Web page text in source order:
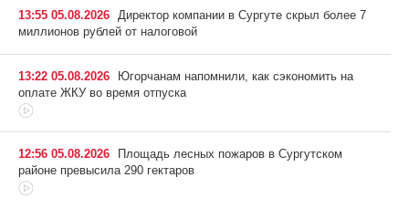
13:55 05.08.2026 Директор компании в Сургуте скрыл более 7
миллионов рублей от налоговой
13:22 05.08.2026
Югорчанам напомнили, как сэкономить на
оплате ЖКУ во время отпуска
12:56 05.08.2026
Площадь лесных пожаров в Сургутском
районе превысила 290 гектаров